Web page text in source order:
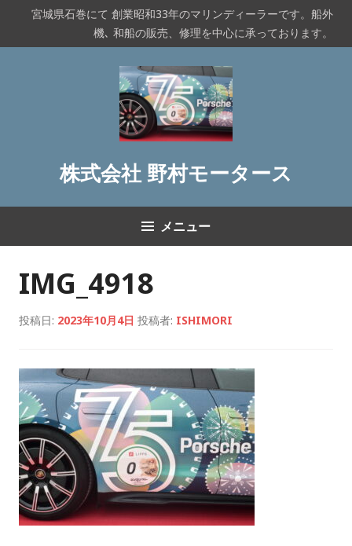
テ
宮城県石巻にて 創業昭和33年のマリンディーラーです。船外
機､ 和船の販売、修理を中心に承っております。
株式会社 野村モータース
メニュー
IMG_4918
投稿日: 2023年10月4日 投稿者: ISHIMORI